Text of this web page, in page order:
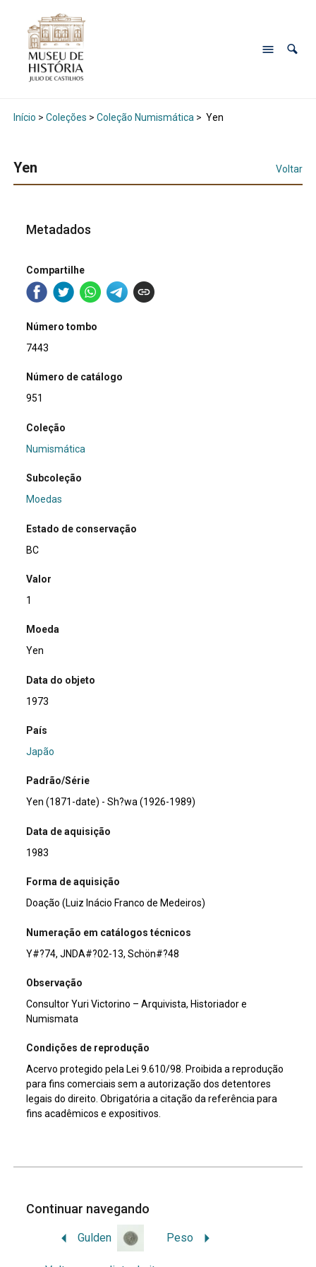
Início > Coleções > Coleção Numismática > Yen
Yen Voltar
Metadados
Compartilhe
Número tombo
7443
Número de catálogo
951
Coleção
Numismática
Subcoleção
Moedas
Estado de conservação
BC
Valor
1
Moeda
Yen
Data do objeto
1973
País
Japão
Padrão/Série
Yen (1871-date) - Sh?wa (1926-1989)
Data de aquisição
1983
Forma de aquisição
Doação (Luiz Inácio Franco de Medeiros)
Numeração em catálogos técnicos
Y#?74, JNDA#?02-13, Schön#?48
Observação
Consultor Yuri Victorino – Arquivista, Historiador e
Numismata
Condições de reprodução
Acervo protegido pela Lei 9.610/98. Proibida a reprodução
para fins comerciais sem a autorização dos detentores
legais do direito. Obrigatória a citação da referência para
fins acadêmicos e expositivos.
Continuar navegando
Gulden Peso